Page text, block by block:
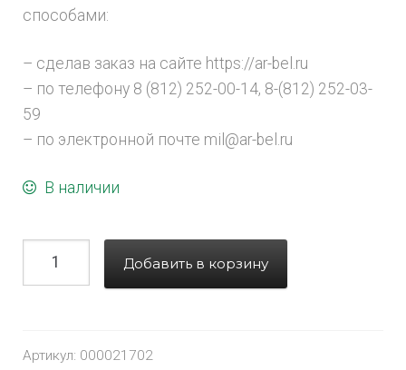
способами:
– сделав заказ на сайте https://ar-bel.ru
– по телефону 8 (812) 252-00-14, 8-(812) 252-03-
59
– по электронной почте mil@ar-bel.ru
В наличии
Добавить в корзину
Артикул: 000021702